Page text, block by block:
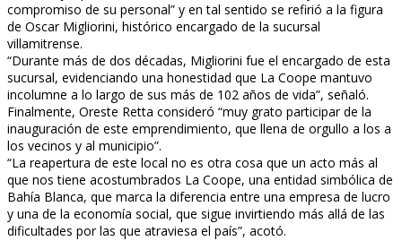
compromiso de su personal” y en tal sentido se refirió a la figura
de Oscar Migliorini, histórico encargado de la sucursal
villamitrense.
“Durante más de dos décadas, Migliorini fue el encargado de esta
sucursal, evidenciando una honestidad que La Coope mantuvo
incolumne a lo largo de sus más de 102 años de vida”, señaló.
Finalmente, Oreste Retta consideró “muy grato participar de la
inauguración de este emprendimiento, que llena de orgullo a los a
los vecinos y al municipio”.
“La reapertura de este local no es otra cosa que un acto más al
que nos tiene acostumbrados La Coope, una entidad simbólica de
Bahía Blanca, que marca la diferencia entre una empresa de lucro
y una de la economía social, que sigue invirtiendo más allá de las
dificultades por las que atraviesa el país”, acotó.